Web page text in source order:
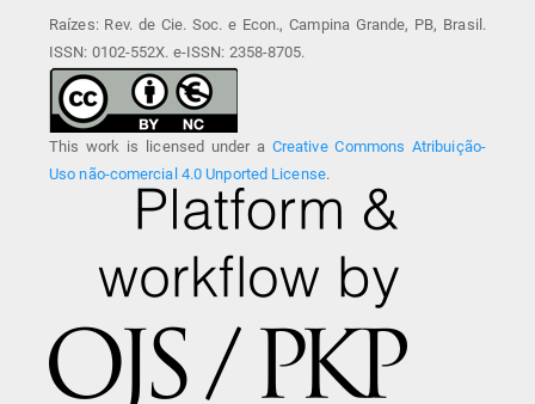
Raízes: Rev. de Cie. Soc. e Econ., Campina Grande, PB, Brasil.
ISSN: 0102-552X. e-ISSN: 2358-8705.
This work is licensed under a Creative Commons Atribuição-
Uso não-comercial 4.0 Unported License.